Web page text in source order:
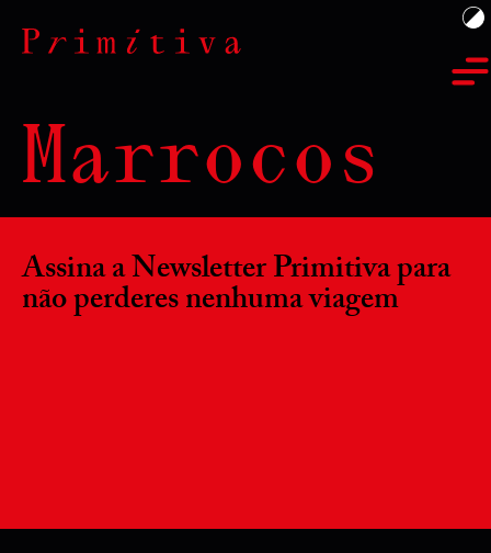
Marrocos
Assina a Newsletter Primitiva para
não perderes nenhuma viagem